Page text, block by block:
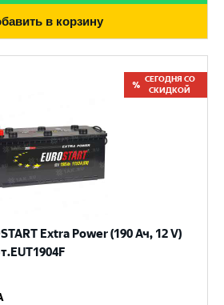
в корзину
СЕГОДНЯ СО
СКИДКОЙ
Extra Power (190 Ач, 12 V)